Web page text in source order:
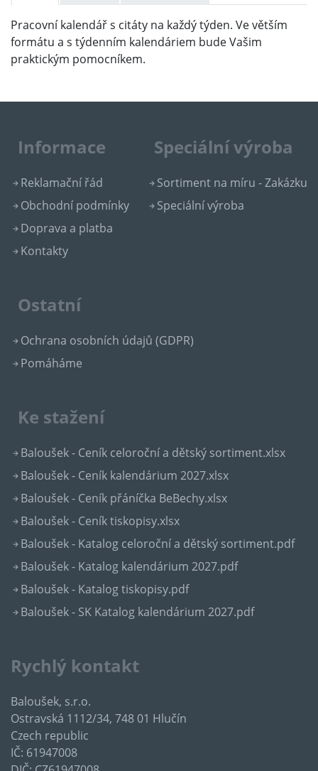
Pracovní kalendář s citáty na každý týden. Ve větším
formátu a s týdenním kalendáriem bude Vašim
praktickým pomocníkem.
Informace
Reklamační řád
Obchodní podmínky
Doprava a platba
Kontakty
Speciální výroba
Sortiment na míru - Zakázku
Speciální výroba
Ostatní
Ochrana osobních údajů (GDPR)
Pomáháme
Ke stažení
Baloušek - Ceník celoroční a dětský sortiment.xlsx
Baloušek - Ceník kalendárium 2027.xlsx
Baloušek - Ceník přáníčka BeBechy.xlsx
Baloušek - Ceník tiskopisy.xlsx
Baloušek - Katalog celoroční a dětský sortiment.pdf
Baloušek - Katalog kalendárium 2027.pdf
Baloušek - Katalog tiskopisy.pdf
Baloušek - SK Katalog kalendárium 2027.pdf
Rychlý kontakt
Baloušek, s.r.o.
Ostravská 1112/34, 748 01 Hlučín
Czech republic
IČ: 61947008